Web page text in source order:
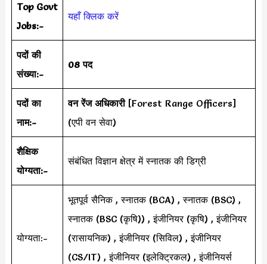
Top Govt
Jobs:-
यहाँ क्लिक करें
पदों की
संख्या:-
08 पद
पदों का
नाम:-
वन रेंज अधिकारी [Forest Range Officers]
(एपी वन सेवा)
शैक्षिक
योग्यता:-
संबंधित विज्ञान क्षेत्र में स्नातक की डिग्री
योग्यता:-
भूतपूर्व सैनिक , स्नातक (BCA) , स्नातक (BSC) ,
स्नातक (BSC (कृषि)) , इंजीनियर (कृषि) , इंजीनियर
(रासायनिक) , इंजीनियर (सिविल) , इंजीनियर
(CS/IT) , इंजीनियर (इलेक्ट्रिकल) , इंजीनियर्स